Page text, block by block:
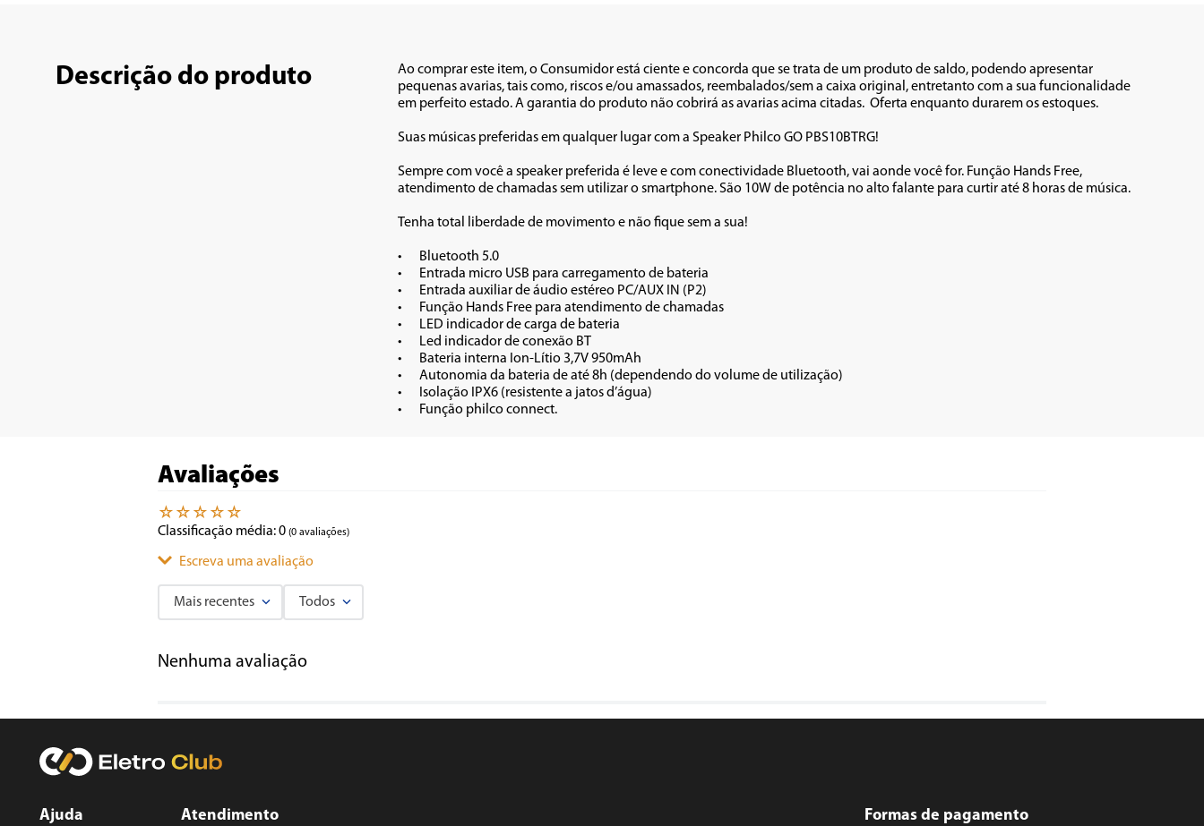
Descrição do produto
Ao comprar este item, o Consumidor está ciente e concorda que se trata de um produto de saldo, podendo apresentar
pequenas avarias, tais como, riscos e/ou amassados, reembalados/sem a caixa original, entretanto com a sua funcionalidade
em perfeito estado. A garantia do produto não cobrirá as avarias acima citadas.  Oferta enquanto durarem os estoques.
Suas músicas preferidas em qualquer lugar com a Speaker Philco GO PBS10BTRG!
Sempre com você a speaker preferida é leve e com conectividade Bluetooth, vai aonde você for. Função Hands Free,
atendimento de chamadas sem utilizar o smartphone. São 10W de potência no alto falante para curtir até 8 horas de música.
Tenha total liberdade de movimento e não fique sem a sua!
•	Bluetooth 5.0
•	Entrada micro USB para carregamento de bateria
•	Entrada auxiliar de áudio estéreo PC/AUX IN (P2)
•	Função Hands Free para atendimento de chamadas
•	LED indicador de carga de bateria
•	Led indicador de conexão BT
•	Bateria interna Ion-Lítio 3,7V 950mAh
•	Autonomia da bateria de até 8h (dependendo do volume de utilização)
•	Isolação IPX6 (resistente a jatos d’água)
•	Função philco connect.
Avaliações
☆ ☆ ☆ ☆ ☆
Classificação média: 0 (0 avaliações)
Escreva uma avaliação
Título
★★
Mais recentes Todos
Nenhuma avaliação
Ajuda Atendimento Formas de pagamento